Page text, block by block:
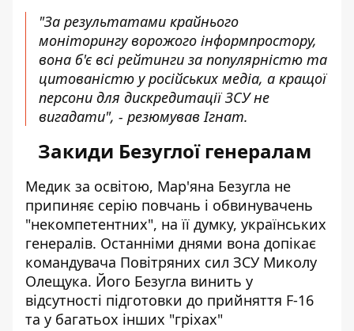
"За результатами крайнього
моніторингу ворожого інформпростору,
вона б'є всі рейтинги за популярністю та
цитованістю у російських медіа, а кращої
персони для дискредитації ЗСУ не
вигадати", - резюмував Ігнат.
Закиди Безуглої генералам
Медик за освітою, Мар'яна Безугла не
припиняє серію повчань і обвинувачень
"некомпетентних", на її думку, українських
генералів. Останніми днями вона допікає
командувача Повітряних сил ЗСУ Миколу
Олещука. Його Безугла винить у
відсутності підготовки до прийняття F-16
та у багатьох інших "гріхах"